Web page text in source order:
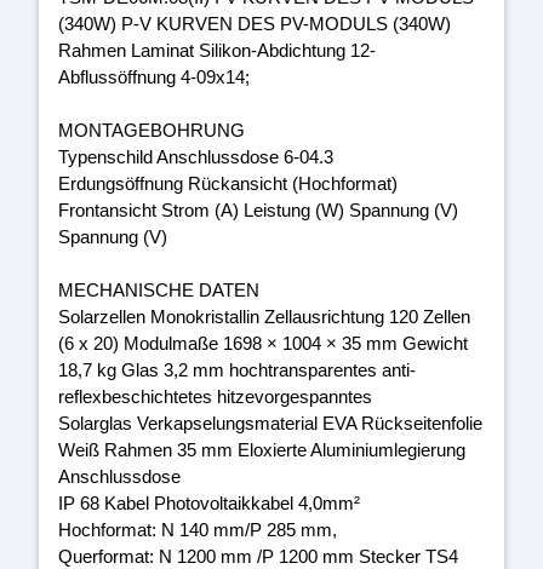
(340W) P-V KURVEN DES PV-MODULS (340W)
Rahmen Laminat Silikon-Abdichtung 12-
Abflussöffnung 4-09x14;
MONTAGEBOHRUNG
Typenschild Anschlussdose 6-04.3
Erdungsöffnung Rückansicht (Hochformat)
Frontansicht Strom (A) Leistung (W) Spannung (V)
Spannung (V)
MECHANISCHE DATEN
Solarzellen Monokristallin Zellausrichtung 120 Zellen
(6 x 20) Modulmaße 1698 × 1004 × 35 mm Gewicht
18,7 kg Glas 3,2 mm hochtransparentes anti-
reflexbeschichtetes hitzevorgespanntes
Solarglas Verkapselungsmaterial EVA Rückseitenfolie
Weiß Rahmen 35 mm Eloxierte Aluminiumlegierung
Anschlussdose
IP 68 Kabel Photovoltaikkabel 4,0mm²
Hochformat: N 140 mm/P 285 mm,
Querformat: N 1200 mm /P 1200 mm Stecker TS4